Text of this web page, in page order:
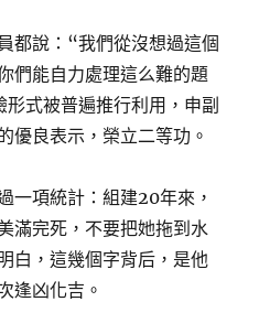
都說：“我們從沒想過這個
們能自力處理這么難的題
式被普遍推行利用，申副
優良表示，榮立二等功。
一項統計：組建20年來，
滿完死，不要把她拖到水
白，這幾個字背后，是他
逢凶化吉。